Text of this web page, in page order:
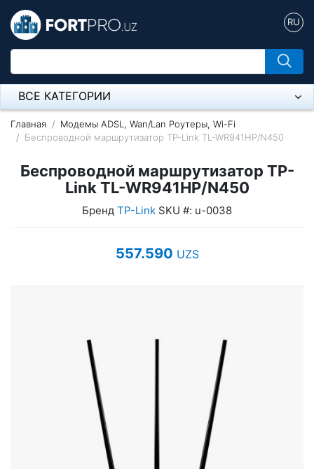
RU
ВСЕ КАТЕГОРИИ
Микрофон
Оборудование Mikrotik
Серверное оборудование
UPS Источники бесперебойного питания
Мышки и Клавиатуры
Главная
Модемы ADSL, Wan/Lan Роутеры, Wi-Fi
Беспроводной маршрутизатор TP-Link TL-WR941HP/N450
Беспроводной маршрутизатор TP-
Link TL-WR941HP/N450
Бренд TP-Link SKU #: u-0038
557.590 UZS